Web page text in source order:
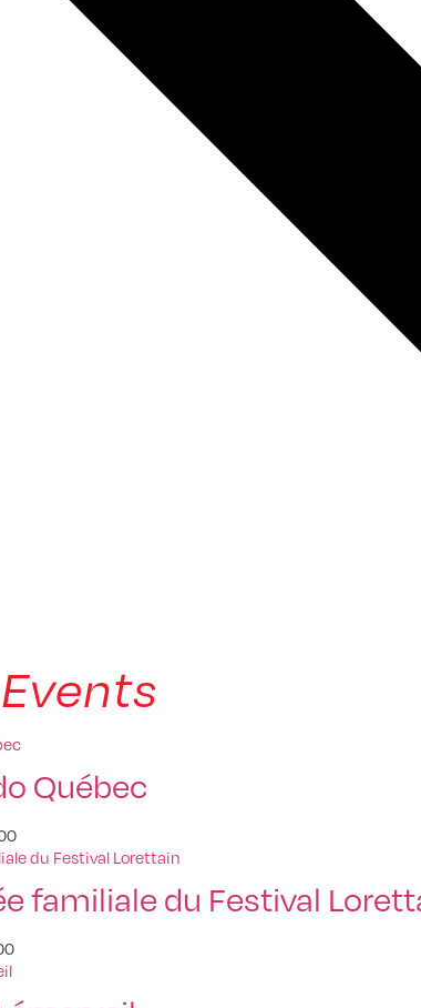
Québec
familiale du Festival